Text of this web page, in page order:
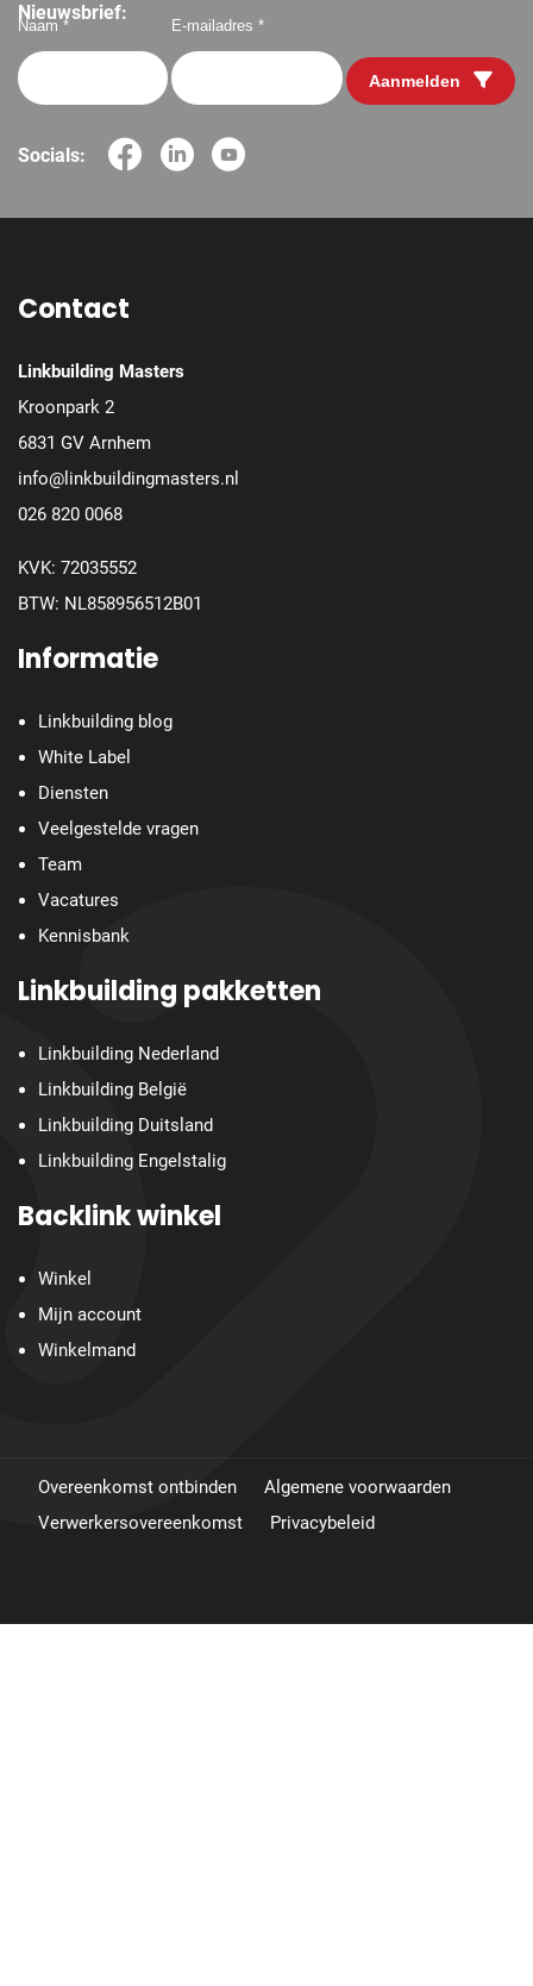
Nieuwsbrief:
Naam * E-mailadres *
Aanmelden
Socials:
Contact
Linkbuilding Masters
Kroonpark 2
6831 GV Arnhem
info@linkbuildingmasters.nl
026 820 0068
KVK: 72035552
BTW: NL858956512B01
Informatie
Linkbuilding blog
White Label
Diensten
Veelgestelde vragen
Team
Vacatures
Kennisbank
Linkbuilding pakketten
Linkbuilding Nederland
Linkbuilding België
Linkbuilding Duitsland
Linkbuilding Engelstalig
Backlink winkel
Winkel
Mijn account
Winkelmand
Overeenkomst ontbinden
Algemene voorwaarden
Verwerkersovereenkomst
Privacybeleid